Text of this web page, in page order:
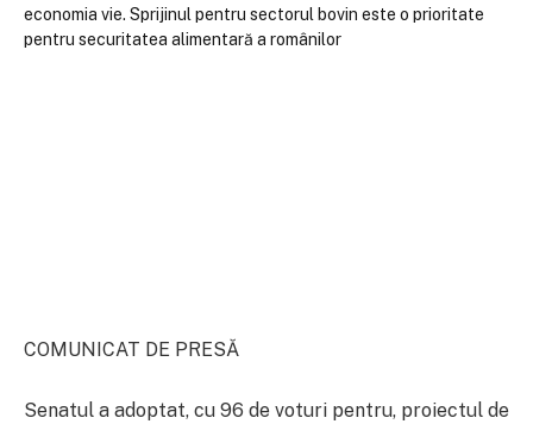
COMUNICAT DE PRESĂ
Senatul a adoptat, cu 96 de voturi pentru, proiectul de